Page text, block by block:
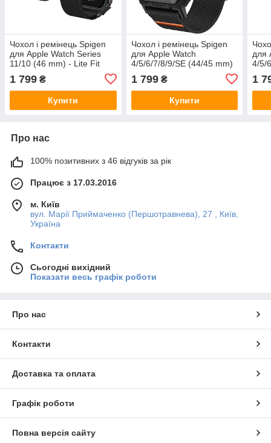
Чохол і ремінець Spigen
для Apple Watch Series
11/10 (46 mm) - Lite Fit
(ACS08609)
1 799 ₴
Купити
Чохол і ремінець Spigen
для Apple Watch
4/5/6/7/8/9/SE (44/45 mm)
- Lite Fit Pro, Matte Black
(ACS07103)
1 799₴
Купити
для
4/5/
1
Про нас
100% позитивних з 46 відгуків за рік
Працює з 17.03.2016
м. Київ
вул. Марії Приймаченко (Першотравнева), 27 , Київ,
Україна
Контакти
Сьогодні вихідний
Показати весь графік роботи
Про нас
Контакти
Доставка та оплата
Графік роботи
Повна версія сайту